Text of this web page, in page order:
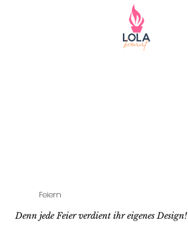
Feiern
Denn jede Feier verdient ihr eigenes Design!